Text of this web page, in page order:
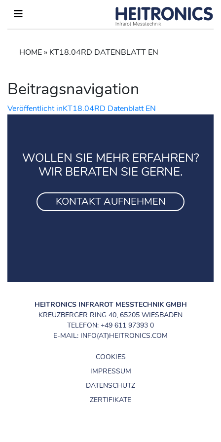
HOME » KT18.04RD DATENBLATT EN
Beitragsnavigation
Veröffentlicht inKT18.04RD Datenblatt EN
WOLLEN SIE MEHR ERFAHREN?
WIR BERATEN SIE GERNE.
KONTAKT AUFNEHMEN
HEITRONICS INFRAROT MESSTECHNIK GMBH
KREUZBERGER RING 40, 65205 WIESBADEN
TELEFON: +49 611 97393 0
E-MAIL: INFO(AT)HEITRONICS.COM
COOKIES
IMPRESSUM
DATENSCHUTZ
ZERTIFIKATE